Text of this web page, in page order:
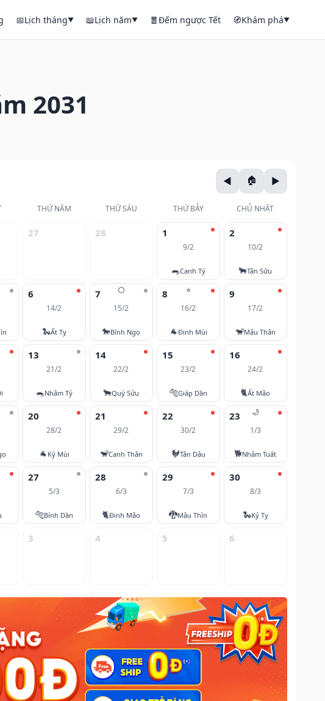
📅Lịch tháng▼ 📖Lịch năm▼ 🧧Đếm ngược Tết 🧭Khám phá▼
2031
THỨ NĂM THỨ SÁU THỨ BẢY CHỦ NHẬT
27 28 1
9/2
🐀Canh Tý
2
10/2
🐂Tân Sửu
6
14/2
🐍Ất Tỵ
🌕
7
15/2
🐎Bính Ngọ
⭐
8
16/2
🐐Đinh Mùi
9
17/2
🐒Mậu Thân
13
21/2
🐀Nhâm Tý
14
22/2
🐂Quý Sửu
15
23/2
🐅Giáp Dần
16
24/2
🐈Ất Mão
20
28/2
🐐 Kỷ Mùi
21
29/2
🐒Canh Thân
22
30/2
🐓Tân Dậu
🌙
23
1/3
🐕Nhâm Tuất
27
5/3
🐅Bính Dần
28
6/3
🐈Đinh Mão
29
7/3
🐉Mậu Thìn
30
8/3
🐍Kỷ Tỵ
3 4 5 6